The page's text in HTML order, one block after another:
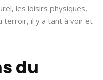
les loisirs physiques,
terroir, il y a tant à voir et
du